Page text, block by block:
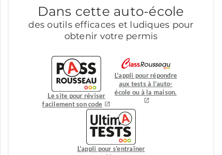
Dans cette auto-école
des outils efficaces et ludiques pour
obtenir votre permis
Le site pour réviser
facilement son code
L'appli pour répondre
aux tests à l'auto-
école ou à la maison.
L'appli pour s'entraîner